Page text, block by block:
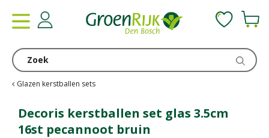
Glazen kerstballen sets
Decoris kerstballen set glas 3.5cm
16st pecannoot bruin